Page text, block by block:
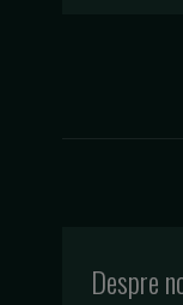
Despre